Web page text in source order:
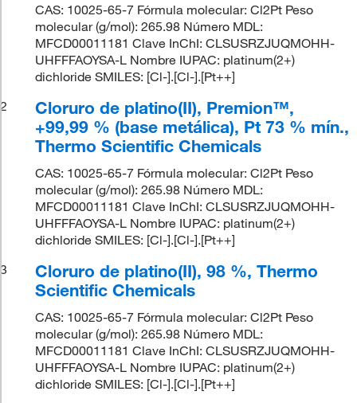
CAS: 10025-65-7 Fórmula molecular: Cl2Pt Peso
molecular (g/mol): 265.98 Número MDL:
MFCD00011181 Clave InChI: CLSUSRZJUQMOHH-
UHFFFAOYSA-L Nombre IUPAC: platinum(2+)
dichloride SMILES: [Cl-].[Cl-].[Pt++]
2
Cloruro de platino(II), Premion™,
+99,99 % (base metálica), Pt 73 % mín.,
Thermo Scientific Chemicals
CAS: 10025-65-7 Fórmula molecular: Cl2Pt Peso
molecular (g/mol): 265.98 Número MDL:
MFCD00011181 Clave InChI: CLSUSRZJUQMOHH-
UHFFFAOYSA-L Nombre IUPAC: platinum(2+)
dichloride SMILES: [Cl-].[Cl-].[Pt++]
3
Cloruro de platino(II), 98 %, Thermo
Scientific Chemicals
CAS: 10025-65-7 Fórmula molecular: Cl2Pt Peso
molecular (g/mol): 265.98 Número MDL:
MFCD00011181 Clave InChI: CLSUSRZJUQMOHH-
UHFFFAOYSA-L Nombre IUPAC: platinum(2+)
dichloride SMILES: [Cl-].[Cl-].[Pt++]